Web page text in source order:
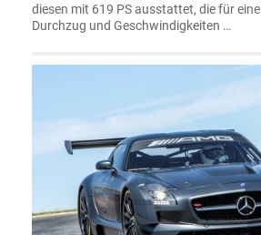
diesen mit 619 PS ausstattet, die für
Durchzug und Geschwindigkeiten …